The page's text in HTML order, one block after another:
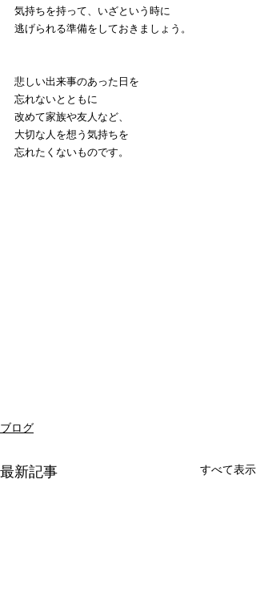
気持ちを持って、いざという時に
逃げられる準備をしておきましょう。
悲しい出来事のあった日を
忘れないとともに
改めて家族や友人など、
大切な人を想う気持ちを
忘れたくないものです。
ブログ
最新記事 すべて表示